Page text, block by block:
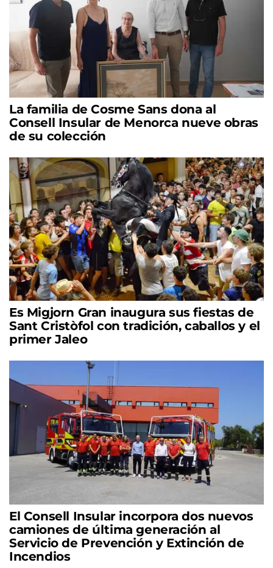
La familia de Cosme Sans dona al
Consell Insular de Menorca nueve obras
de su colección
Es Migjorn Gran inaugura sus fiestas de
Sant Cristòfol con tradición, caballos y el
primer Jaleo
El Consell Insular incorpora dos nuevos
camiones de última generación al
Servicio de Prevención y Extinción de
Incendios